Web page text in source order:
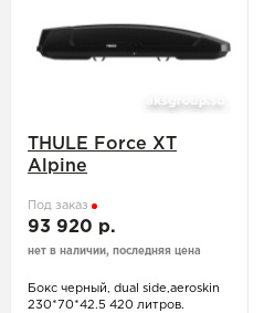
THULE Force XT
Alpine
Под заказ
93 920 р.
нет в наличии, последняя цена
Бокс черный, dual side,aeroskin
230*70*42.5 420 литров.